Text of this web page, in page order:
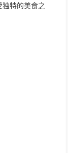
特的美食之